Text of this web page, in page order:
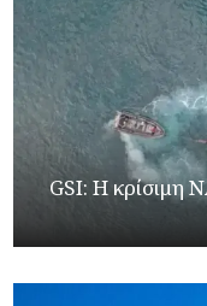
GSI: Η κρίσιμη